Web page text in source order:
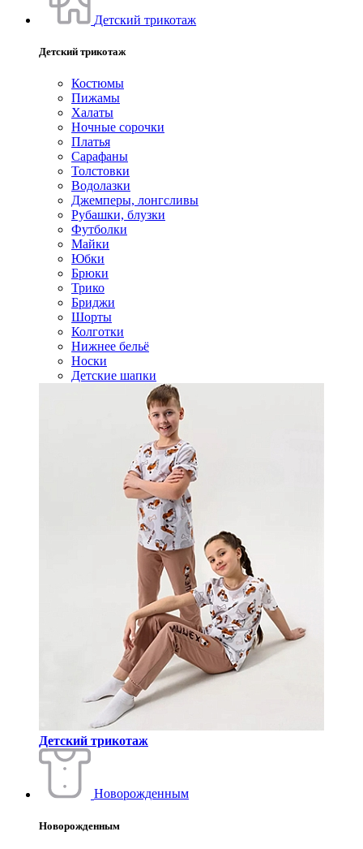
Детский трикотаж
Детский трикотаж
Костюмы
Пижамы
Халаты
Ночные сорочки
Платья
Сарафаны
Толстовки
Водолазки
Джемперы, лонгсливы
Рубашки, блузки
Футболки
Майки
Юбки
Брюки
Трико
Бриджи
Шорты
Колготки
Нижнее бельё
Носки
Детские шапки
Детский трикотаж
Новорожденным
Новорожденным